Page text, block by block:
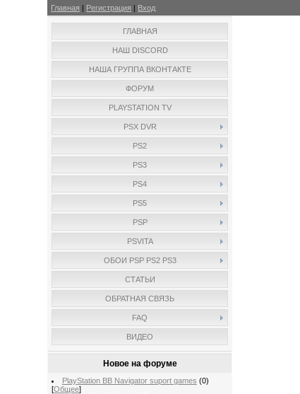
Главная | Регистрация | Вход
ГЛАВНАЯ
НАШ DISCORD
НАША ГРУППА ВКОНТАКТЕ
ФОРУМ
PLAYSTATION TV
PSX DVR
PS2
PS3
PS4
PS5
PSP
PSVITA
ОБОИ PSP PS2 PS3
СТАТЬИ
ОБРАТНАЯ СВЯЗЬ
FAQ
ВИДЕО
Новое на форуме
PlayStation BB Navigator suport games (0)
[Общее]